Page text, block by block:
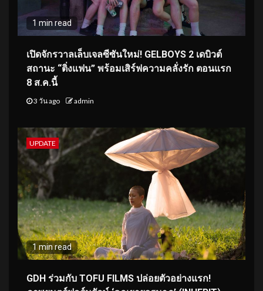
1 min read
เปิดจักรวาลเล็บเจลซีซันใหม่! GELBOYS 2 เดบิวต์
สถานะ “ติ่งแฟน” พร้อมเสิร์ฟความคลั่งรัก ตอนแรก
8 ส.ค.นี้
3 วัน ago admin
UPDATE
1 min read
GDH ร่วมกับ TOFU FILMS ปล่อยตัวอย่างแรก!